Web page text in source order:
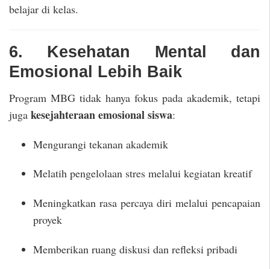
belajar di kelas.
6. Kesehatan Mental dan
Emosional Lebih Baik
Program MBG tidak hanya fokus pada akademik, tetapi
juga kesejahteraan emosional siswa:
Mengurangi tekanan akademik
Melatih pengelolaan stres melalui kegiatan kreatif
Meningkatkan rasa percaya diri melalui pencapaian
proyek
Memberikan ruang diskusi dan refleksi pribadi